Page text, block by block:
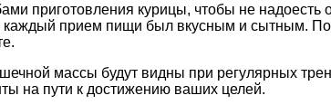
приготовления курицы, чтобы не
прием пищи был вкусным и сытным.
массы будут видны при регулярных
на пути к достижению ваших целей.